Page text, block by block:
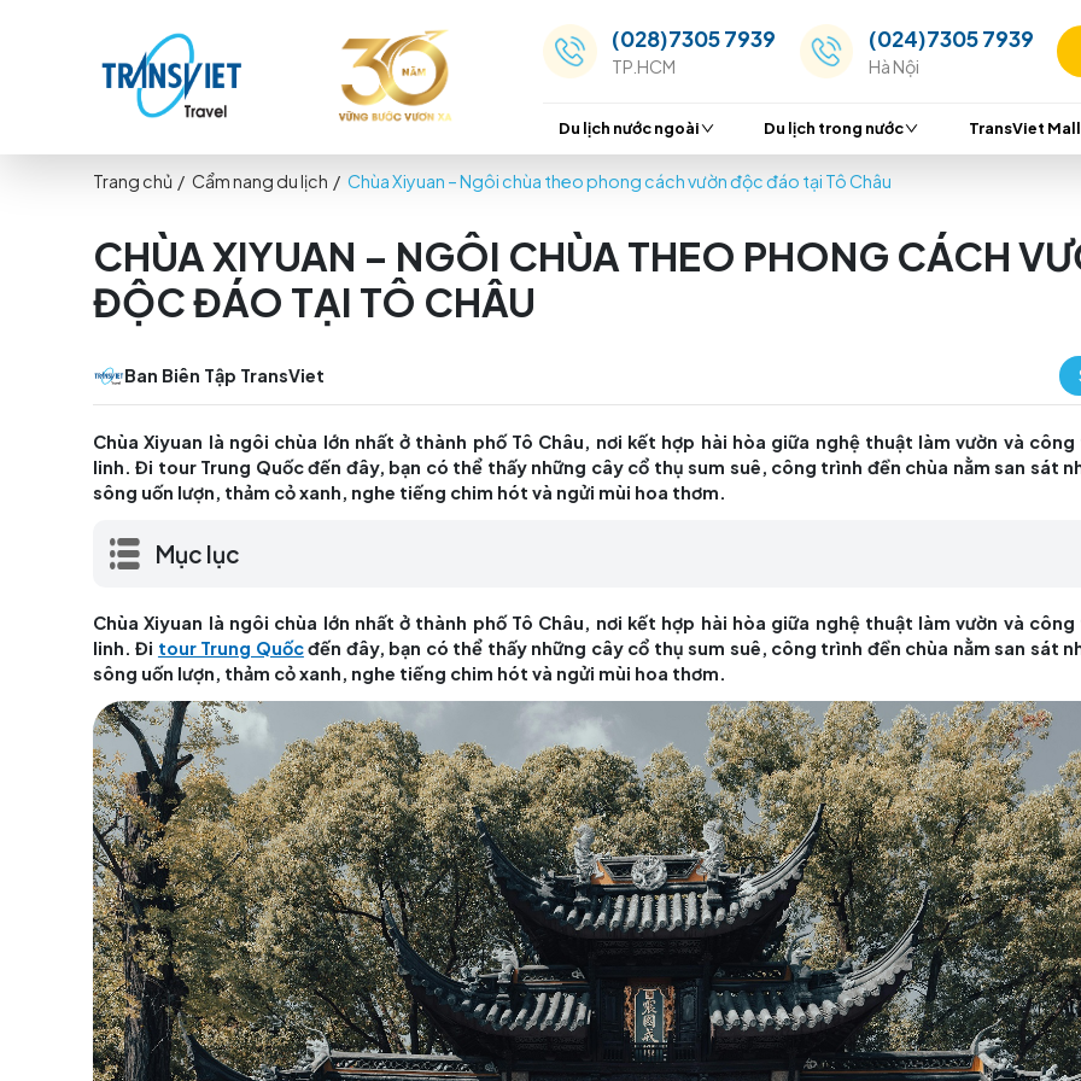
(028)7305 7939
Hà Nội
Du lịch nước ngoài Du lịch trong nước
CHÙA XIYUAN – NGÔI CHÙA THEO PHONG
ĐỘC ĐÁO TẠI TÔ CHÂU
Ban Biên Tập TransViet
Chùa Xiyuan là ngôi chùa lớn nhất ở thành phố Tô Châu, nơi kết hợp hài hòa giữa nghệ
linh. Đi tour Trung Quốc đến đây, bạn có thể thấy những cây cổ thụ sum suê, công trình đền
Mục lục
Chùa Xiyuan là ngôi chùa lớn nhất ở thành phố Tô Châu, nơi kết hợp hài hòa giữa nghệ thuật
linh. Đitour Trung Quốcđến đây, bạn có thể thấy những cây cổ thụ sum suê, công trình đền
sông uốn lượn, thảm cỏ xanh, nghe tiếng chim hót và ngửi mùi hoa thơm.